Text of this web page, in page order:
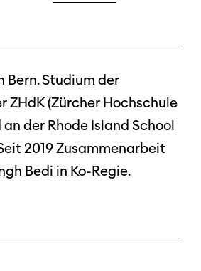
Bern. Studium der
ZHdK (Zürcher Hochschule
an der Rhode Island School
2019 Zusammenarbeit
Bedi in Ko-Regie.